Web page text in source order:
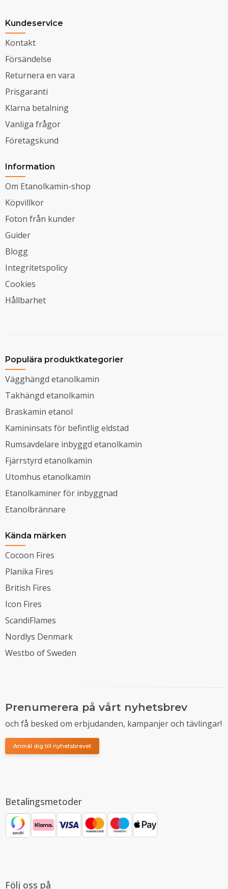
Kundeservice
Kontakt
Försändelse
Returnera en vara
Prisgaranti
Klarna betalning
Vanliga frågor
Företagskund
Information
Om Etanolkamin-shop
Köpvillkor
Foton från kunder
Guider
Blogg
Integritetspolicy
Cookies
Hållbarhet
Populära produktkategorier
Vägghängd etanolkamin
Takhängd etanolkamin
Braskamin etanol
Kamininsats för befintlig eldstad
Rumsavdelare inbyggd etanolkamin
Fjärrstyrd etanolkamin
Utomhus etanolkamin
Etanolkaminer för inbyggnad
Etanolbrännare
Kända märken
Cocoon Fires
Planika Fires
British Fires
Icon Fires
ScandiFlames
Nordlys Denmark
Westbo of Sweden
Prenumerera på vårt nyhetsbrev
och få besked om erbjudanden, kampanjer och tävlingar!
Anmäl dig till nyhetsbrevet
Betalingsmetoder
Följ oss på